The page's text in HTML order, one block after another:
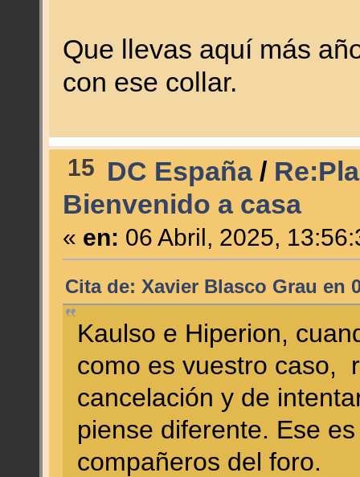
Que llevas aquí más
con ese collar.
15 DC España/
Bienvenido a casa
« en: 06 Abril, 2025,
Cita de: Xavier Blasco Grau en
Kaulso e Hiperion,
como es vuestro caso,
cancelación y de
piense diferente. Ese
compañeros del foro.